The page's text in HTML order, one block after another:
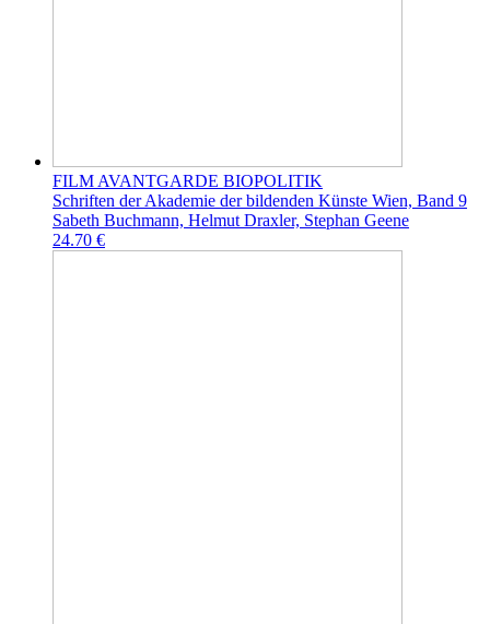
FILM AVANTGARDE BIOPOLITIK
Schriften der Akademie der bildenden Künste Wien, Band 9
Sabeth Buchmann, Helmut Draxler, Stephan Geene
24.70 €